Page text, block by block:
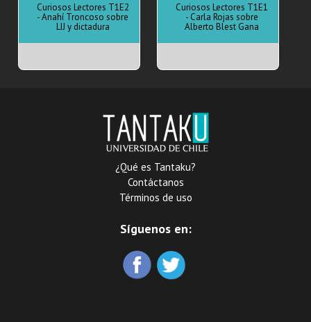
Curiosos Lectores T1E2
- Anahí Troncoso sobre
LIJ y dictadura
Curiosos Lectores T1E1
- Carla Rojas sobre
Alberto Blest Gana
¿Qué es Tantaku?
Contáctanos
Términos de uso
Síguenos en: